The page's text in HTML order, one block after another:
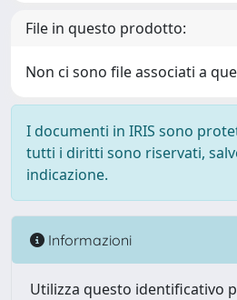
File in questo prodotto:
Non ci sono file associati a
I documenti in IRIS sono
tutti i diritti sono riservati,
indicazione.
Informazioni
Utilizza questo identificativo